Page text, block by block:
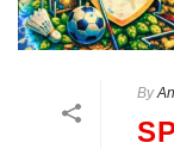
By